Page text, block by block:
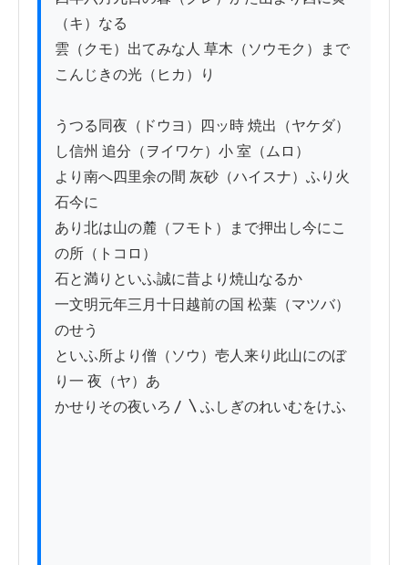
（キ）なる
雲（クモ）出てみな人 草木（ソウモク）まで
こんじきの光（ヒカ）り
うつる同夜（ドウヨ）四ッ時 焼出（ヤケダ）
し信州 追分（ヲイワケ）小 室（ムロ）
より南へ四里余の間 灰砂（ハイスナ）ふり火
石今に
あり北は山の麓（フモト）まで押出し今にこ
の所（トコロ）
石と満りといふ誠に昔より焼山なるか
一文明元年三月十日越前の国 松葉（マツバ）
のせう
といふ所より僧（ソウ）壱人来り此山にのぼ
り一 夜（ヤ）あ
かせりその夜いろ〳〵ふしぎのれいむをけふ